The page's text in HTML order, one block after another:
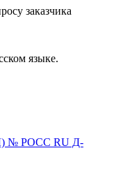
заказчика
языке.
№ РОСС RU Д-